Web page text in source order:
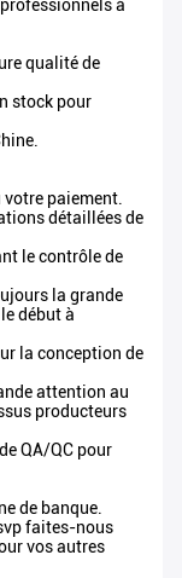
à
qualité de
stock pour
votre paiement.
détaillées de
le contrôle de
la grande
début à
la conception de
attention au
producteurs
QA/QC pour
de banque.
faites-nous
vos autres